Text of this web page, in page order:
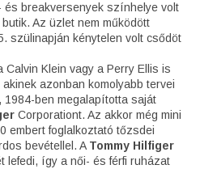
és breakversenyek színhelye volt
Az üzlet nem működött
szülinapján kénytelen volt csődöt
Klein vagy a Perry Ellis is
akinek azonban komolyabb tervei
1984-ben megalapította saját
Corporationt. Az akkor még mini
embert foglalkoztató tőzsdei
bevétellel. A Tommy Hilfiger
lefedi, így a női- és férfi ruházat